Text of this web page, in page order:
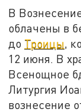
В
облачены в
до Троицы,
12 июня. В
Всенощное
Литургия
вознесение